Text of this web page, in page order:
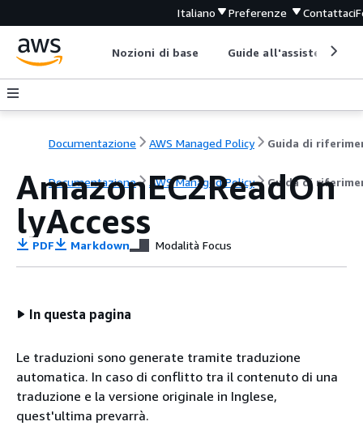
Italiano Preferenze Contattaci
Nozioni di base Guide all'assistenza
Documentazione AWS Managed Policy
Documentazione AWS Managed Policy Guida di
AmazonEC2ReadOn
lyAccess
PDF Markdown Modalità Focus
In questa pagina
Le traduzioni sono generate tramite traduzione
automatica. In caso di conflitto tra il contenuto di una
traduzione e la versione originale in Inglese,
quest'ultima prevarrà.